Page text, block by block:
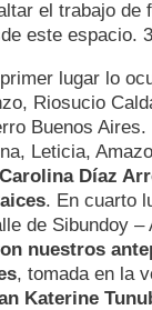
el trabajo de
este espacio.
lugar lo
Riosucio
Buenos Aires.
Leticia,
Díaz
. En cuarto
de Sibundoy
nuestros
, tomada en la
Katerine